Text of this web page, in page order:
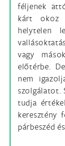
féljenek
kárt okoz
helytelen
vagy
előtérbe.
nem
szolgálatot.
tudja
keresztény
párbeszéd